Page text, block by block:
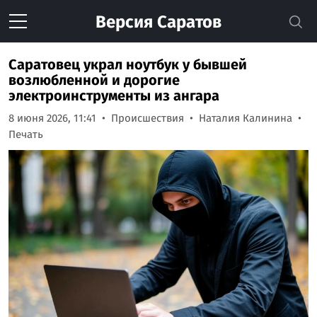
Версия Саратов
Саратовец украл ноутбук у бывшей
возлюбленной и дорогие
электроинструменты из ангара
8 июня 2026, 11:41 Происшествия
Наталия Калинина
Печать